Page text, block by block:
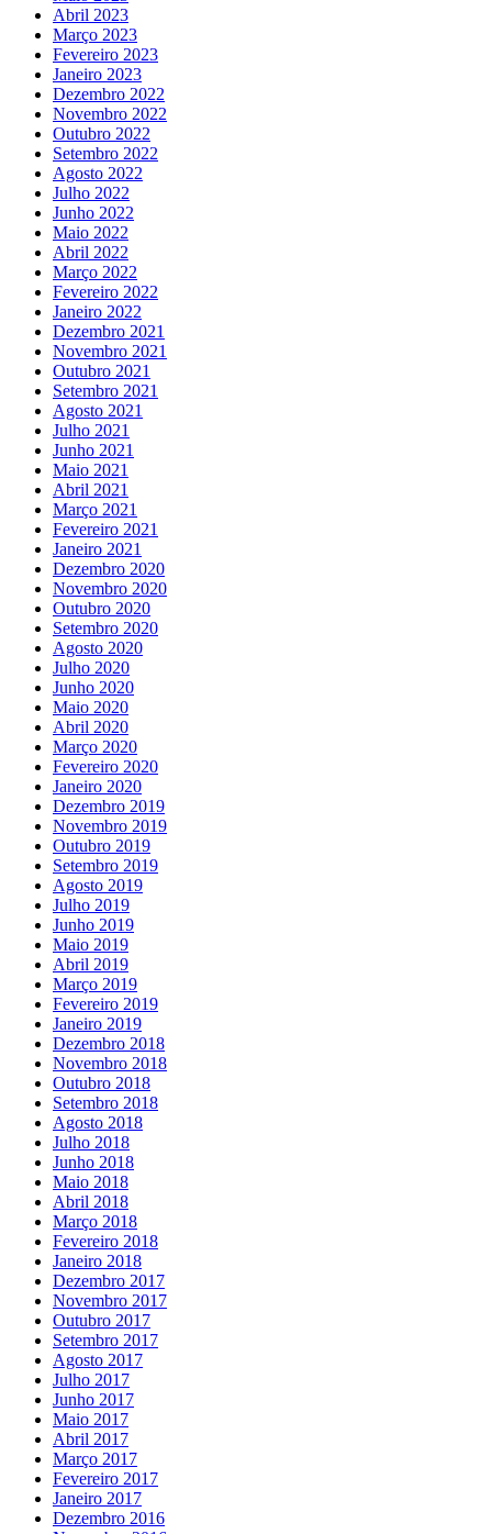
Abril 2023
Março 2023
Fevereiro 2023
Janeiro 2023
Dezembro 2022
Novembro 2022
Outubro 2022
Setembro 2022
Agosto 2022
Julho 2022
Junho 2022
Maio 2022
Abril 2022
Março 2022
Fevereiro 2022
Janeiro 2022
Dezembro 2021
Novembro 2021
Outubro 2021
Setembro 2021
Agosto 2021
Julho 2021
Junho 2021
Maio 2021
Abril 2021
Março 2021
Fevereiro 2021
Janeiro 2021
Dezembro 2020
Novembro 2020
Outubro 2020
Setembro 2020
Agosto 2020
Julho 2020
Junho 2020
Maio 2020
Abril 2020
Março 2020
Fevereiro 2020
Janeiro 2020
Dezembro 2019
Novembro 2019
Outubro 2019
Setembro 2019
Agosto 2019
Julho 2019
Junho 2019
Maio 2019
Abril 2019
Março 2019
Fevereiro 2019
Janeiro 2019
Dezembro 2018
Novembro 2018
Outubro 2018
Setembro 2018
Agosto 2018
Julho 2018
Junho 2018
Maio 2018
Abril 2018
Março 2018
Fevereiro 2018
Janeiro 2018
Dezembro 2017
Novembro 2017
Outubro 2017
Setembro 2017
Agosto 2017
Julho 2017
Junho 2017
Maio 2017
Abril 2017
Março 2017
Fevereiro 2017
Janeiro 2017
Dezembro 2016